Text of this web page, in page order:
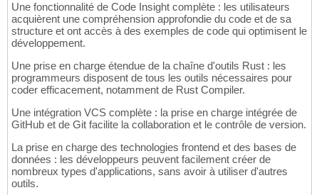
Une fonctionnalité de Code Insight complète : les utilisateurs
acquièrent une compréhension approfondie du code et de sa
structure et ont accès à des exemples de code qui optimisent le
développement.
Une prise en charge étendue de la chaîne d'outils Rust : les
programmeurs disposent de tous les outils nécessaires pour
coder efficacement, notamment de Rust Compiler.
Une intégration VCS complète : la prise en charge intégrée de
GitHub et de Git facilite la collaboration et le contrôle de version.
La prise en charge des technologies frontend et des bases de
données : les développeurs peuvent facilement créer de
nombreux types d'applications, sans avoir à utiliser d'autres
outils.